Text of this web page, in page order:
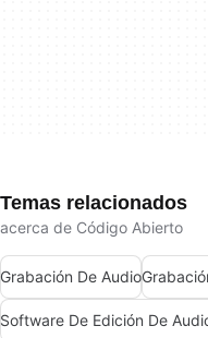
Temas relacionados
acerca de Código Abierto
Grabación De Audio